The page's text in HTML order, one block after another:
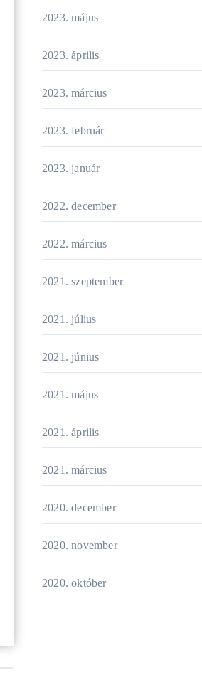
2023. május
2023. április
2023. március
2023. február
2023. január
2022. december
2022. március
2021. szeptember
2021. július
2021. június
2021. május
2021. április
2021. március
2020. december
2020. november
2020. október